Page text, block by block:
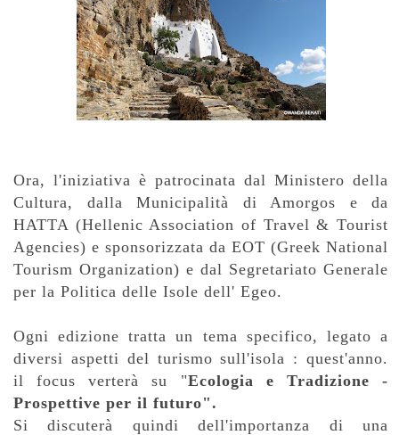
Ora, l'iniziativa è patrocinata dal Ministero della
Cultura, dalla Municipalità di Amorgos e da
HATTA (Hellenic Association of Travel & Tourist
Agencies) e sponsorizzata da EOT (Greek National
Tourism Organization) e dal Segretariato Generale
per la Politica delle Isole dell' Egeo.
Ogni edizione tratta un tema specifico, legato a
diversi aspetti del turismo sull'isola : quest'anno.
il focus verterà su "Ecologia e Tradizione -
Prospettive per il futuro".
Si discuterà quindi dell'importanza di una